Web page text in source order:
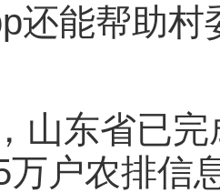
还能帮助
山东省已
万户农排信